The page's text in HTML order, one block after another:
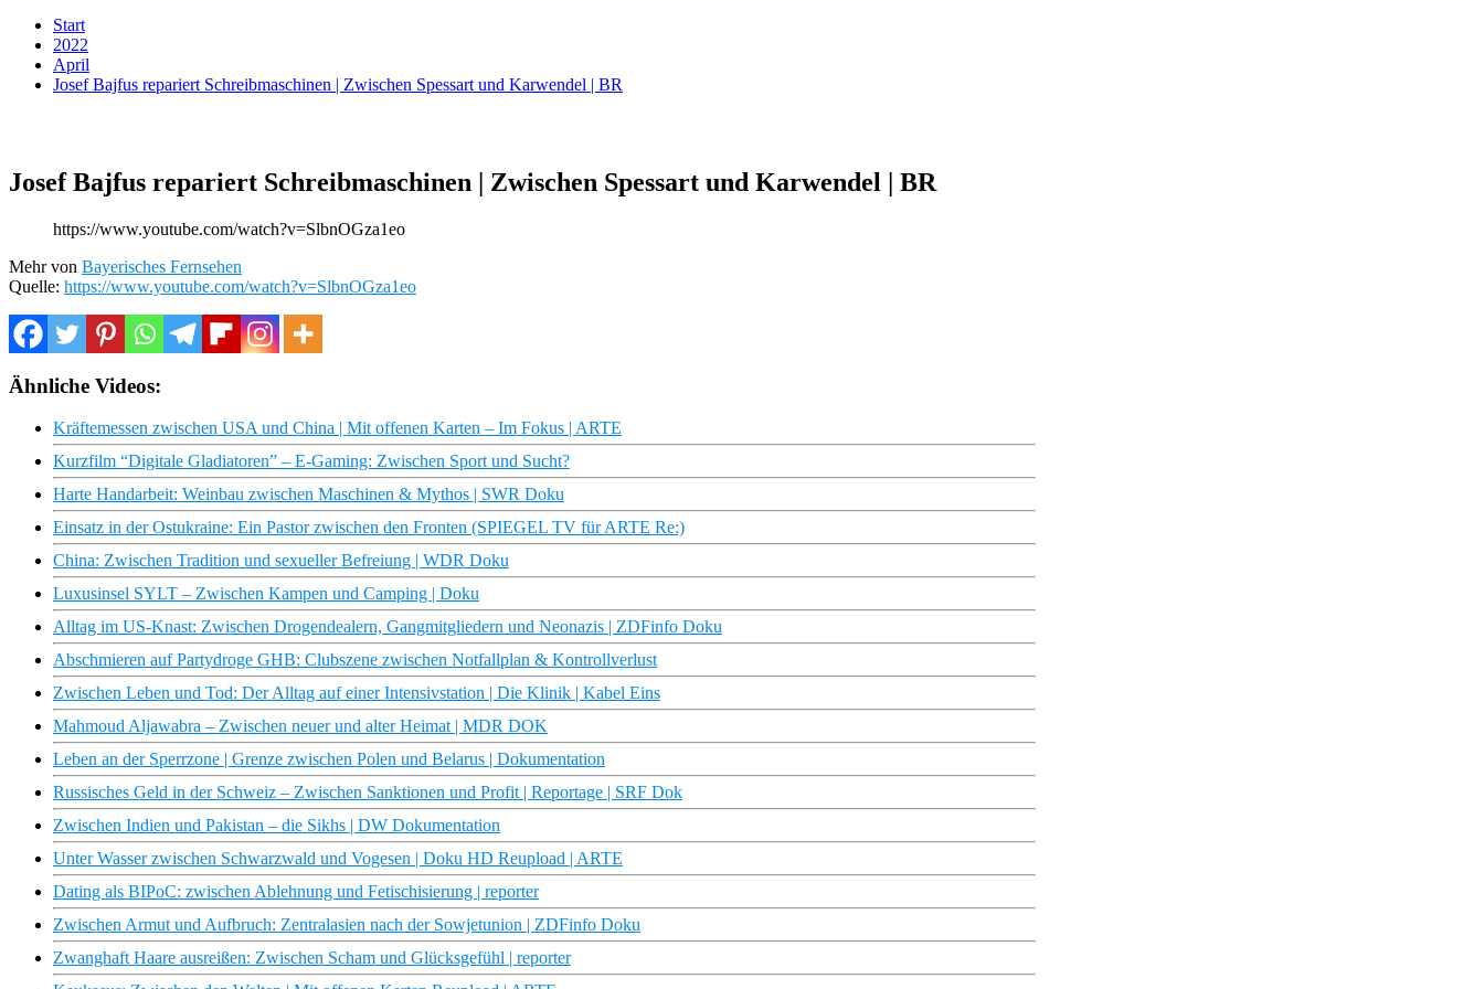
Start
2022
April
Josef Bajfus repariert Schreibmaschinen | Zwischen Spessart und Karwendel | BR
Josef Bajfus repariert Schreibmaschinen | Zwischen Spessart und Karwendel | BR
https://www.youtube.com/watch?v=SlbnOGza1eo
Mehr von Bayerisches Fernsehen
Quelle: https://www.youtube.com/watch?v=SlbnOGza1eo
Ähnliche Videos:
Kräftemessen zwischen USA und China | Mit offenen Karten – Im Fokus | ARTE
Kurzfilm “Digitale Gladiatoren” – E-Gaming: Zwischen Sport und Sucht?
Harte Handarbeit: Weinbau zwischen Maschinen & Mythos | SWR Doku
Einsatz in der Ostukraine: Ein Pastor zwischen den Fronten (SPIEGEL TV für ARTE Re:)
China: Zwischen Tradition und sexueller Befreiung | WDR Doku
Luxusinsel SYLT – Zwischen Kampen und Camping | Doku
Alltag im US-Knast: Zwischen Drogendealern, Gangmitgliedern und Neonazis | ZDFinfo Doku
Abschmieren auf Partydroge GHB: Clubszene zwischen Notfallplan & Kontrollverlust
Zwischen Leben und Tod: Der Alltag auf einer Intensivstation | Die Klinik | Kabel Eins
Mahmoud Aljawabra – Zwischen neuer und alter Heimat | MDR DOK
Leben an der Sperrzone | Grenze zwischen Polen und Belarus | Dokumentation
Russisches Geld in der Schweiz – Zwischen Sanktionen und Profit | Reportage | SRF Dok
Zwischen Indien und Pakistan – die Sikhs | DW Dokumentation
Unter Wasser zwischen Schwarzwald und Vogesen | Doku HD Reupload | ARTE
Dating als BIPoC: zwischen Ablehnung und Fetischisierung | reporter
Zwischen Armut und Aufbruch: Zentralasien nach der Sowjetunion | ZDFinfo Doku
Zwanghaft Haare ausreißen: Zwischen Scham und Glücksgefühl | reporter